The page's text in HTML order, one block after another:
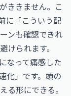
ききません。こ
に「こういう配
ンも確認できれ
けられます。
なって痛感した
化」です。頭の
る形にできる。